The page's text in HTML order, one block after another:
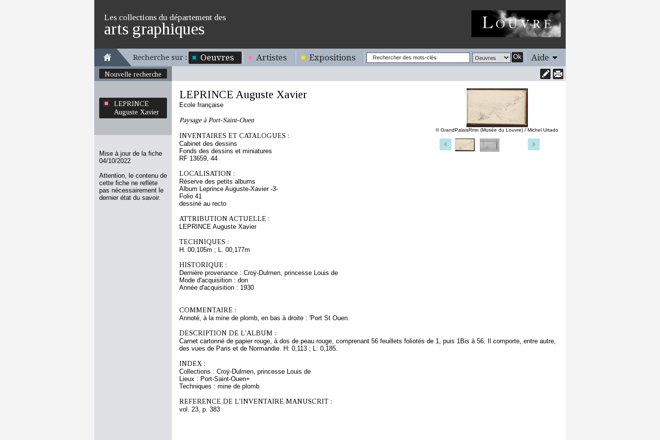
Les collections du département des
arts graphiques
Recherche sur : Oeuvres Artistes Expositions Ok Aide
Nouvelle recherche
LEPRINCE
Auguste Xavier
Mise à jour de la fiche
04/10/2022
Attention, le contenu de
cette fiche ne reflète
pas nécessairement le
dernier état du savoir.
© GrandPalaisRmn (Musée du Louvre) / Michel Urtado
LEPRINCE Auguste Xavier
Ecole française
Paysage à Port-Saint-Ouen
INVENTAIRES ET CATALOGUES :
Cabinet des dessins
Fonds des dessins et miniatures
RF 13659, 44
LOCALISATION :
Réserve des petits albums
Album Leprince Auguste-Xavier -3-
Folio 41
dessiné au recto
ATTRIBUTION ACTUELLE :
LEPRINCE Auguste Xavier
TECHNIQUES :
H. 00,105m ; L. 00,177m
HISTORIQUE :
Dernière provenance : Croÿ-Dulmen, princesse Louis de
Mode d'acquisition : don
Année d'acquisition : 1930
COMMENTAIRE :
Annoté, à la mine de plomb, en bas à droite : 'Port St Ouen.
DESCRIPTION DE L'ALBUM :
Carnet cartonné de papier rouge, à dos de peau rouge, comprenant 56 feuillets foliotés de 1, puis 1Bis à 56. Il comporte, entre autre,
des vues de Paris et de Normandie. H: 0,113 ; L: 0,185.
INDEX :
Collections : Croÿ-Dulmen, princesse Louis de
Lieux : Port-Saint-Ouen+
Techniques : mine de plomb
REFERENCE DE L'INVENTAIRE MANUSCRIT :
vol. 23, p. 383